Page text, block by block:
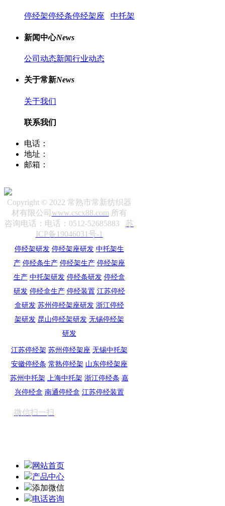
停经架停经条停经架座 中托架
新闻中心News
公司动态新闻行业动态
关于常新News
关于我们
联系我们
电话：
地址：
邮箱：
Copyright © 2022 常熟市常新纺织器
材有限公司 www.cscx88.com 所有
咨询电话：电话：0512-52685883苏
ICP备19046031号-1
停经架研发 停经架座研发 中托架生
产 停经条生产 停经架生产 停经架座
生产 中托架研发 停经条研发 停经盒
研发 停经盒生产 停经装置 江苏停经
盒研发 苏州停经架座研发 浙江停经
架研发 昆山停经架研发 无锡停经架
研发
江苏停经架 苏州停经架座 无锡中托架
安徽停经条 常熟停经架 山东停经架座
苏州中托架 上海中托架 浙江停经条 嘉
兴停经盒 南通停经盒 江苏停经装置
微信扫一扫
网站首页
产品中心
添加微信
电话咨询